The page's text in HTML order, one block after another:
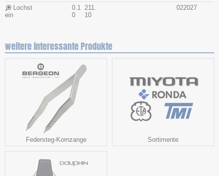
Lochst
ein
0.1
0
211.
10
022027
weitere interessante Produkte
Federsteg-Kornzange Sortimente